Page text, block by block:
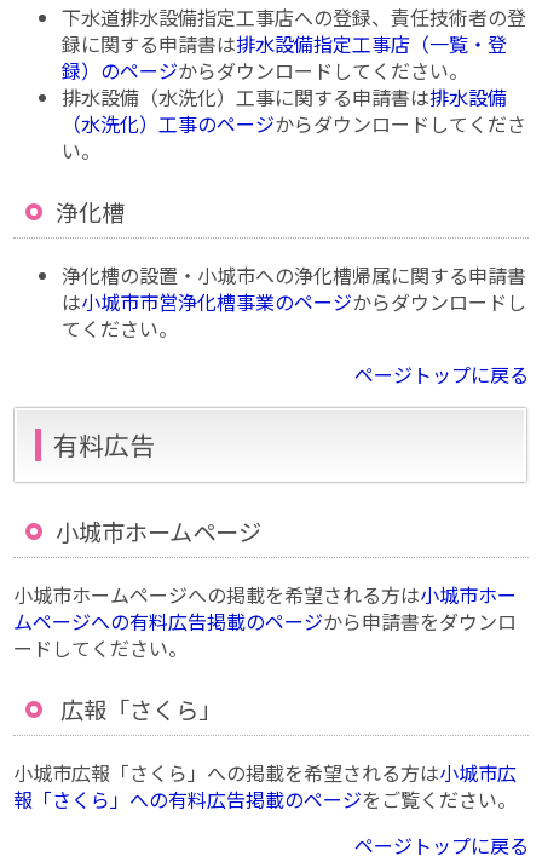
下水道排水設備指定工事店への登録、責任技術者の登
録に関する申請書は排水設備指定工事店（一覧・登
録）のページからダウンロードしてください。
排水設備（水洗化）工事に関する申請書は排水設備
（水洗化）工事のページからダウンロードしてくださ
い。
浄化槽
浄化槽の設置・小城市への浄化槽帰属に関する申請書
は小城市市営浄化槽事業のページからダウンロードし
てください。
ページトップに戻る
有料広告
小城市ホームページ
小城市ホームページへの掲載を希望される方は小城市ホー
ムページへの有料広告掲載のページから申請書をダウンロ
ードしてください。
広報「さくら」
小城市広報「さくら」への掲載を希望される方は小城市広
報「さくら」への有料広告掲載のページをご覧ください。
ページトップに戻る